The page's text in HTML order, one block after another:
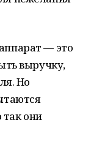
— это
выручку,
Но
так они